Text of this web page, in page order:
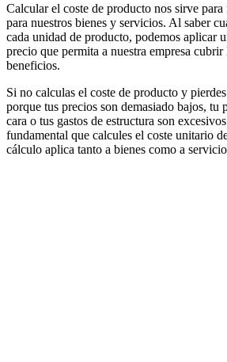
Calcular el coste de producto nos sirve
para nuestros bienes y servicios. Al saber
cada unidad de producto, podemos aplicar
precio que permita a nuestra empresa
beneficios.
Si no calculas el coste de producto y
porque tus precios son demasiado bajos, tu
cara o tus gastos de estructura son
fundamental que calcules el coste unitario
cálculo aplica tanto a bienes como a